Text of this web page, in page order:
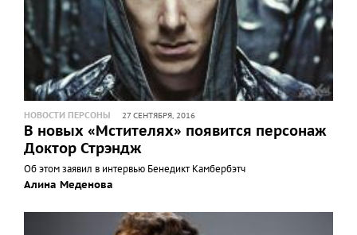
НОВОСТИ ПЕРСОНЫ 27 СЕНТЯБРЯ, 2016
В новых «Мстителях» появится персонаж
Доктор Стрэндж
Об этом заявил в интервью Бенедикт Камбербэтч
Алина Меденова